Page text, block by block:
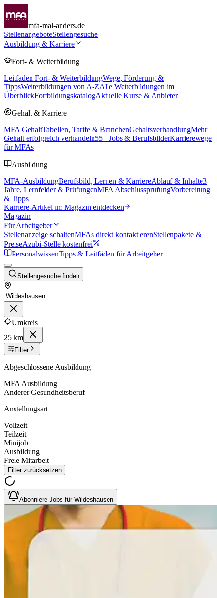
mfa-mal-anders.de
StellenangeboteStellengesuche
Ausbildung & Karriere
Fort- & Weiterbildung
Leitfaden Fort- & WeiterbildungWege, Förderung &
TippsWeiterbildungen von A-ZAlle Weiterbildungen im
ÜberblickFortbildungskatalogAktuelle Kurse & Anbieter
Gehalt & Karriere
MFA GehaltTabellen, Tarife & BranchenGehaltsverhandlungMehr
Gehalt erfolgreich verhandeln55+ Jobs & BerufsbilderKarrierewege
für MFAs
Ausbildung
MFA-AusbildungBerufsbild, Lernen & KarriereAblauf & Inhalte3
Jahre, Lernfelder & PrüfungenMFA AbschlussprüfungVorbereitung
& Tipps
Karriere-Artikel im Magazin entdecken
Magazin
Für Arbeitgeber
Stellenanzeige schaltenMFAs direkt kontaktierenStellenpakete &
PreiseAzubi-Stelle kostenfrei
PersonalwissenTipps & Leitfäden für Arbeitgeber
Stellengesuche finden
Umkreis
25 km
Filter
Abgeschlossene Ausbildung
MFA Ausbildung
Anderer Gesundheitsberuf
Anstellungsart
Vollzeit
Teilzeit
Minijob
Ausbildung
Freie Mitarbeit
Filter zurücksetzen
Abonniere Jobs für Wildeshausen